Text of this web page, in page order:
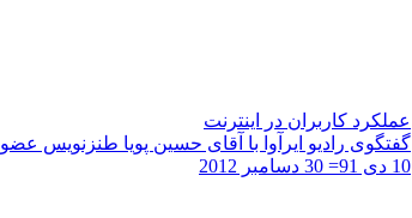
عملکرد کاربران در اینترنت
گفتگوی رادیو ایرآوا با آقای حسین پویا طنزنویس
10 دی 91= 30 دسامبر 2012